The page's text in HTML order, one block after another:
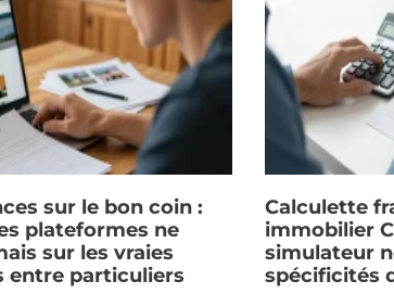
sur le bon coin :
plateformes ne
sur les vraies
entre particuliers
Calculette
immobilier
simulateur
spécificités